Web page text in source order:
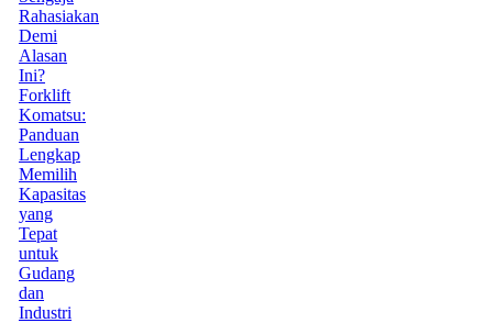
Rahasiakan
Demi
Alasan
Ini?
Forklift
Komatsu:
Panduan
Lengkap
Memilih
Kapasitas
yang
Tepat
untuk
Gudang
dan
Industri